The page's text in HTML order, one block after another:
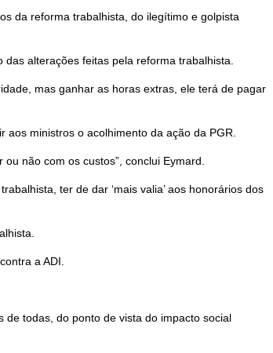
da reforma trabalhista, do ilegítimo e golpista
alterações feitas pela reforma trabalhista.
mas ganhar as horas extras, ele terá de pagar
ministros o acolhimento da ação da PGR.
não com os custos”, conclui Eymard.
ter de dar ‘mais valia’ aos honorários dos
a ADI.
de todas, do ponto de vista do impacto social